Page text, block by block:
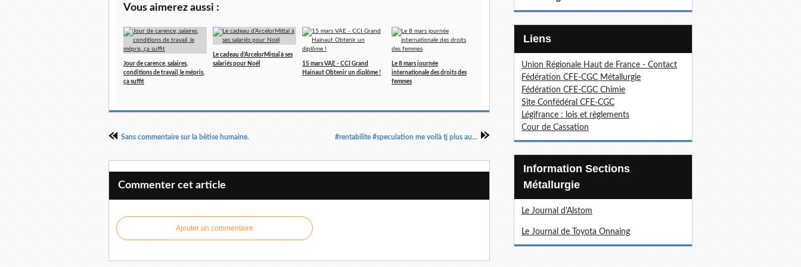
Vous aimerez aussi :
Jour de carence, salaires,
conditions de travail, le mépris,
ça suffit
Le cadeau d’ArcelorMittal à ses
salariés pour Noël
15 mars VAE - CCI Grand
Hainaut Obtenir un diplôme !
Le 8 mars journée
internationale des droits des
femmes
Sans commentaire sur la bêtise humaine. #rentabilite #speculation me voilà tj plus au...
Commenter cet article
Ajouter un commentaire
Liens
Union Régionale Haut de France - Contact
Fédération CFE-CGC Métallurgie
Fédération CFE-CGC Chimie
Site Confédéral CFE-CGC
Légifrance : lois et règlements
Cour de Cassation
Information Sections
Métallurgie
Le Journal d'Alstom
Le Journal de Toyota Onnaing